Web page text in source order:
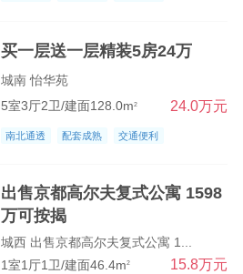
买一层送一层精装5房24万
城南 怡华苑
5室3厅2卫/建面128.0m2 24.0万元
南北通透 配套成熟 交通便利
出售京都高尔夫复式公寓 1598
万可按揭
城西 出售京都高尔夫复式公寓 1...
1室1厅1卫/建面46.4m2 15.8万元